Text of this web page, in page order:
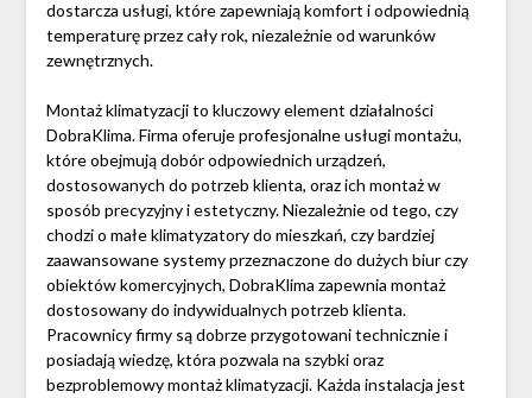
dostarcza usługi, które zapewniają komfort i odpowiednią
temperaturę przez cały rok, niezależnie od warunków
zewnętrznych.
Montaż klimatyzacji to kluczowy element działalności
DobraKlima. Firma oferuje profesjonalne usługi montażu,
które obejmują dobór odpowiednich urządzeń,
dostosowanych do potrzeb klienta, oraz ich montaż w
sposób precyzyjny i estetyczny. Niezależnie od tego, czy
chodzi o małe klimatyzatory do mieszkań, czy bardziej
zaawansowane systemy przeznaczone do dużych biur czy
obiektów komercyjnych, DobraKlima zapewnia montaż
dostosowany do indywidualnych potrzeb klienta.
Pracownicy firmy są dobrze przygotowani technicznie i
posiadają wiedzę, która pozwala na szybki oraz
bezproblemowy montaż klimatyzacji. Każda instalacja jest